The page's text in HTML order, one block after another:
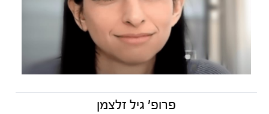
פרופ' גיל זלצמן